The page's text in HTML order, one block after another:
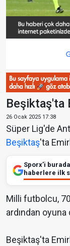
Beşiktaş'ta
26 Ocak 2025 17:38
Süper Lig'de
Beşiktaş'ta
Sporx’i
haberlere ilk
Milli futbolcu,
ardından
Beşiktaş'ta